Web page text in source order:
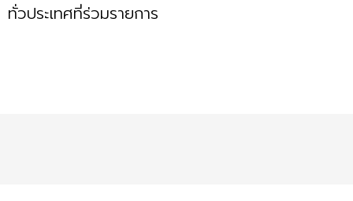
ทั่วประเทศที่ร่วมรายการ